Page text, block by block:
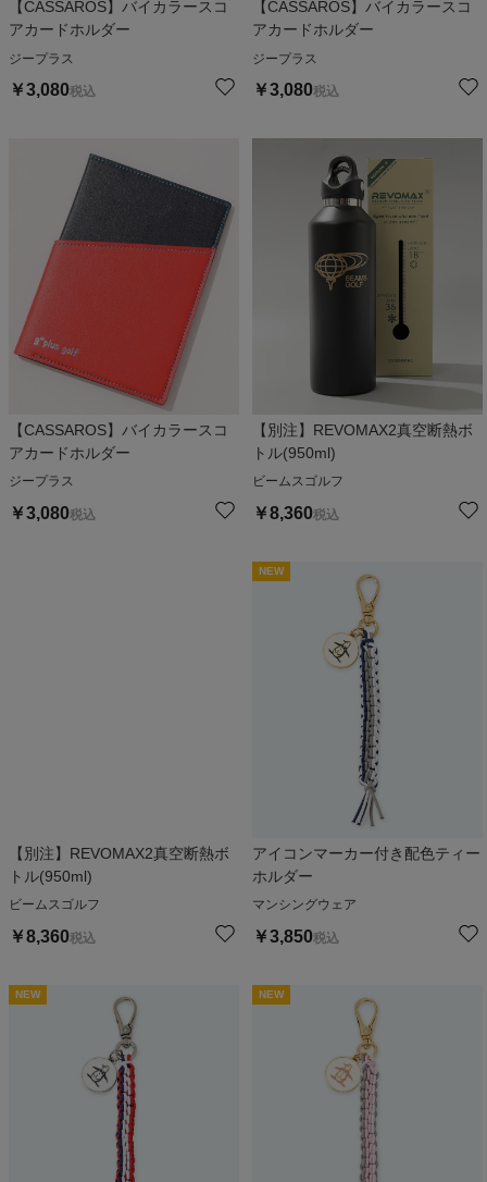
【CASSAROS】バイカラースコ
アカードホルダー
ジープラス
￥3,080税込
【CASSAROS】バイカラースコ
アカードホルダー
ジープラス
￥3,080税込
【CASSAROS】バイカラースコ
アカードホルダー
ジープラス
￥3,080税込
【別注】REVOMAX2真空断熱ボ
トル(950ml)
ビームスゴルフ
￥8,360税込
【別注】REVOMAX2真空断熱ボ
トル(950ml)
ビームスゴルフ
￥8,360税込
NEW
アイコンマーカー付き配色ティー
ホルダー
マンシングウェア
￥3,850税込
NEW NEW